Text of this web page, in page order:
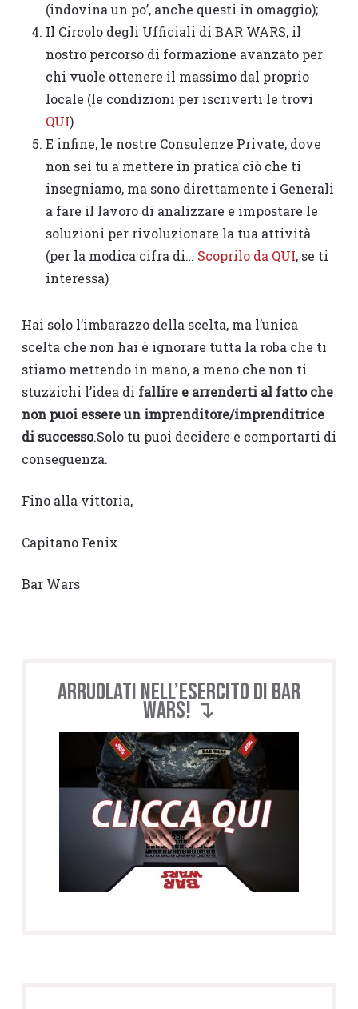
(indovina un po’, anche questi in omaggio);
Il Circolo degli Ufficiali di BAR WARS, il
nostro percorso di formazione avanzato per
chi vuole ottenere il massimo dal proprio
locale (le condizioni per iscriverti le trovi
QUI)
E infine, le nostre Consulenze Private, dove
non sei tu a mettere in pratica ciò che ti
insegniamo, ma sono direttamente i Generali
a fare il lavoro di analizzare e impostare le
soluzioni per rivoluzionare la tua attività
(per la modica cifra di… Scoprilo da QUI, se ti
interessa)
Hai solo l’imbarazzo della scelta, ma l’unica
scelta che non hai è ignorare tutta la roba che ti
stiamo mettendo in mano, a meno che non ti
stuzzichi l’idea di fallire e arrenderti al fatto che
non puoi essere un imprenditore/imprenditrice
di successo.Solo tu puoi decidere e comportarti di
conseguenza.
Fino alla vittoria,
Capitano Fenix
Bar Wars
Arruolati nell’esercito di BAR
WARS! ↴